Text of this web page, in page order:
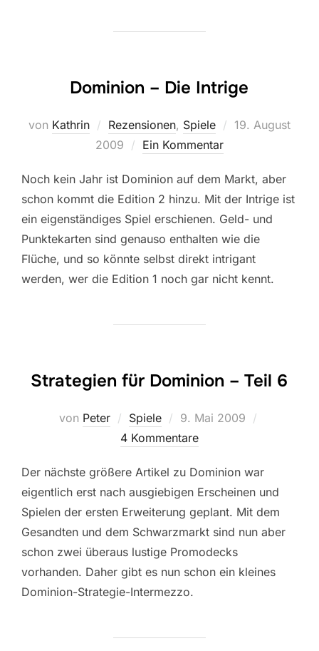
Dominion – Die Intrige
von Kathrin Rezensionen, Spiele
Veröffentlicht
19. August
2009
Ein Kommentar
Noch kein Jahr ist Dominion auf dem Markt, aber
schon kommt die Edition 2 hinzu. Mit der Intrige ist
ein eigenständiges Spiel erschienen. Geld- und
Punktekarten sind genauso enthalten wie die
Flüche, und so könnte selbst direkt intrigant
werden, wer die Edition 1 noch gar nicht kennt.
Strategien für Dominion – Teil 6
von Peter Spiele
Veröffentlicht
am
9. Mai 2009
4 Kommentare
Der nächste größere Artikel zu Dominion war
eigentlich erst nach ausgiebigen Erscheinen und
Spielen der ersten Erweiterung geplant. Mit dem
Gesandten und dem Schwarzmarkt sind nun aber
schon zwei überaus lustige Promodecks
vorhanden. Daher gibt es nun schon ein kleines
Dominion-Strategie-Intermezzo.